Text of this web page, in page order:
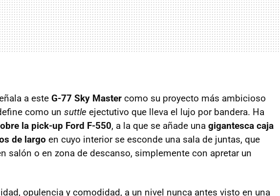
a este G-77 Sky Master como su proyecto más ambicioso
como un suttle ejectutivo que lleva el lujo por bandera. Ha
la pick-up Ford F-550, a la que se añade una gigantesca caja
de largo en cuyo interior se esconde una sala de juntas, que
salón o en zona de descanso, simplemente con apretar un
opulencia y comodidad, a un nivel nunca antes visto en una